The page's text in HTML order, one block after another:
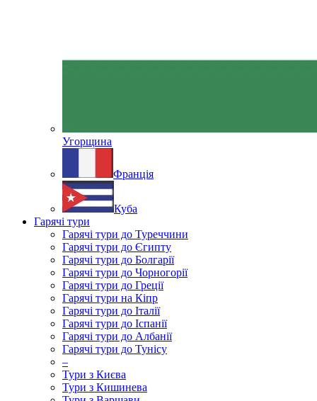
Угорщина
Франція
Куба
Гарячі тури
Гарячі тури до Туреччини
Гарячі тури до Єгипту
Гарячі тури до Болгарії
Гарячі тури до Чорногорії
Гарячі тури до Греції
Гарячі тури на Кіпр
Гарячі тури до Італії
Гарячі тури до Іспанії
Гарячі тури до Албанії
Гарячі тури до Тунісу
–
Тури з Києва
Тури з Кишинева